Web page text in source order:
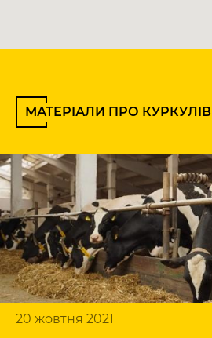
МАТЕРІАЛИ ПРО КУРКУЛІВ
20 жовтня 2021